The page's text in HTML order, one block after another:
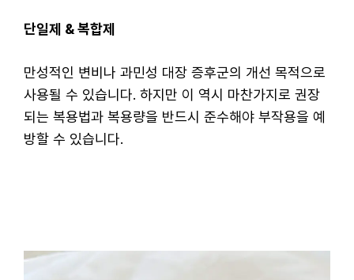
단일제 & 복합제
만성적인 변비나 과민성 대장 증후군의 개선 목적으로
사용될 수 있습니다. 하지만 이 역시 마찬가지로 권장
되는 복용법과 복용량을 반드시 준수해야 부작용을 예
방할 수 있습니다.